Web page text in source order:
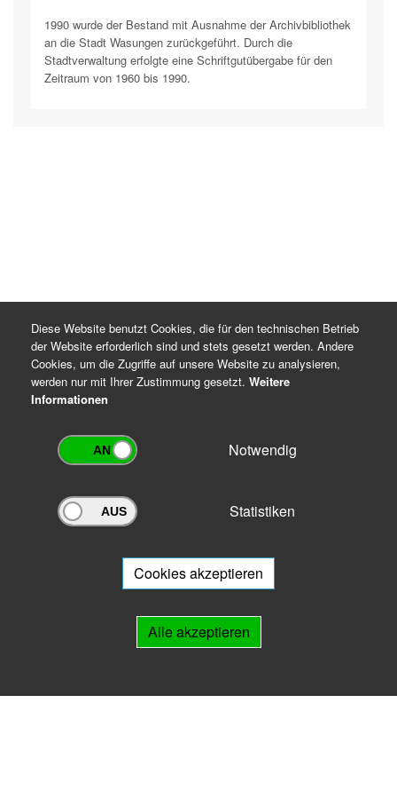
1990 wurde der Bestand mit Ausnahme der Archivbibliothek
an die Stadt Wasungen zurückgeführt. Durch die
Stadtverwaltung erfolgte eine Schriftgutübergabe für den
Zeitraum von 1960 bis 1990.
Archivportal Thüringen
Ihnen beratend zur Seite.
Diese Website benutzt Cookies, die für den technischen Betrieb
der Website erforderlich sind und stets gesetzt werden. Andere
Cookies, um die Zugriffe auf unsere Website zu analysieren,
werden nur mit Ihrer Zustimmung gesetzt. Weitere
Informationen
Notwendig
Statistiken
Cookies akzeptieren
Alle akzeptieren